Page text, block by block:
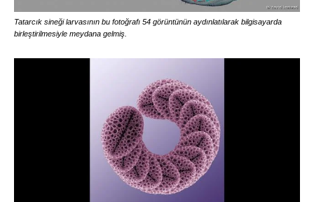
Tatarcık sineği larvasının bu fotoğrafı 54 görüntünün aydınlatılarak bilgisayarda
birleştirilmesiyle meydana gelmiş.